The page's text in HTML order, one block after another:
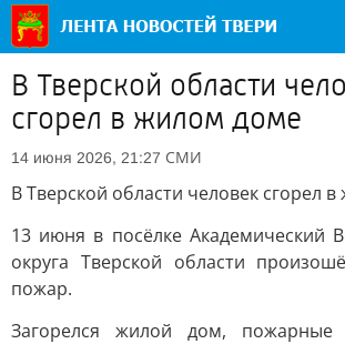
В Тверской области
сгорел в жилом доме
14 июня 2026, 21:27 СМИ
В Тверской области человек сгорел
13 июня в посёлке Академический
округа Тверской области
пожар.
Загорелся жилой дом,